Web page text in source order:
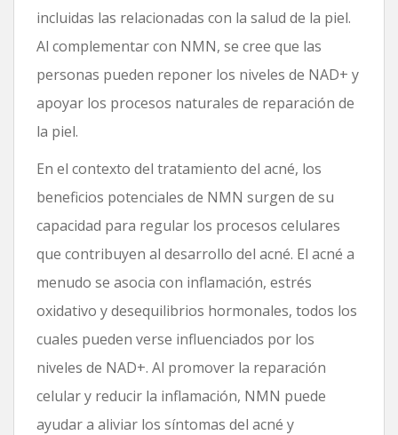
incluidas las relacionadas con la salud de la piel.
Al complementar con NMN, se cree que las
personas pueden reponer los niveles de NAD+ y
apoyar los procesos naturales de reparación de
la piel.
En el contexto del tratamiento del acné, los
beneficios potenciales de NMN surgen de su
capacidad para regular los procesos celulares
que contribuyen al desarrollo del acné. El acné a
menudo se asocia con inflamación, estrés
oxidativo y desequilibrios hormonales, todos los
cuales pueden verse influenciados por los
niveles de NAD+. Al promover la reparación
celular y reducir la inflamación, NMN puede
ayudar a aliviar los síntomas del acné y